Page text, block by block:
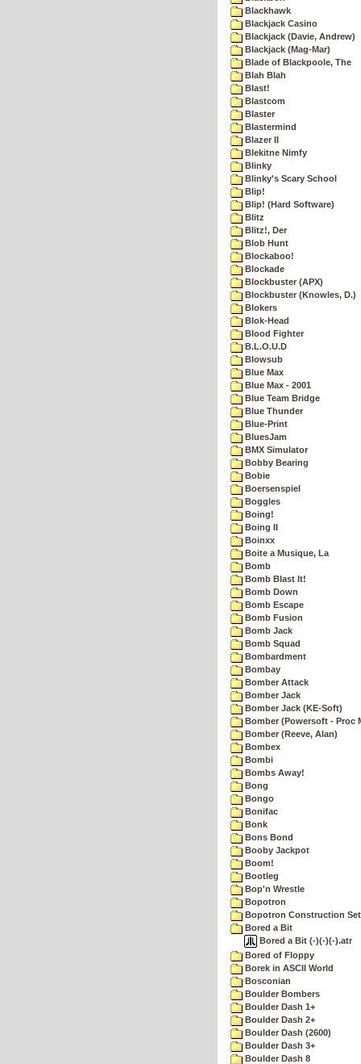
Blackhawk
Blackjack Casino
Blackjack (Davie, Andrew)
Blackjack (Mag-Mar)
Blade of Blackpoole, The
Blah Blah
Blast!
Blastcom
Blaster
Blastermind
Blazer II
Blekitne Nimfy
Blinky
Blinky's Scary School
Blip!
Blip! (Hard Software)
Blitz
Blitz!, Der
Blob Hunt
Blockaboo!
Blockade
Blockbuster (APX)
Blockbuster (Knowles, D.)
Blokers
Blok-Head
Blood Fighter
B.L.O.U.D
Blowsub
Blue Max
Blue Max - 2001
Blue Team Bridge
Blue Thunder
Blue-Print
BluesJam
BMX Simulator
Bobby Bearing
Bobie
Boersenspiel
Boggles
Boing!
Boing II
Boinxx
Boite a Musique, La
Bomb
Bomb Blast It!
Bomb Down
Bomb Escape
Bomb Fusion
Bomb Jack
Bomb Squad
Bombardment
Bombay
Bomber Attack
Bomber Jack
Bomber Jack (KE-Soft)
Bomber (Powersoft - Proc
Bomber (Reeve, Alan)
Bombex
Bombi
Bombs Away!
Bong
Bongo
Bonifac
Bonk
Bons Bond
Booby Jackpot
Boom!
Bootleg
Bop'n Wrestle
Bopotron
Bopotron Construction Set
Bored a Bit
Bored a Bit (-)(-)(-).atr
Bored of Floppy
Borek in ASCII World
Bosconian
Boulder Bombers
Boulder Dash 1+
Boulder Dash 2+
Boulder Dash (2600)
Boulder Dash 3+
Boulder Dash 8